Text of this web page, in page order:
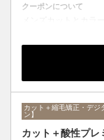
クーポンについて
カラーどちらも可能
カット＋縮毛矯正・デジ
ン】
カット＋酸性プレ